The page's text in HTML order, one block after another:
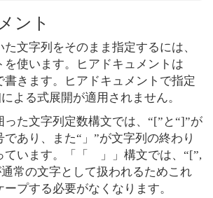
ント
文字列をそのまま指定するには、
を使います。ヒアドキュメントは
きます。ヒアドキュメントで指定
よる式展開が適用されません。
た文字列定数構文では、“[”と“]”が
あり、また“」”が文字列の終わり
ています。「「 」」構文では、“[”,
常の文字として扱われるためこれ
プする必要がなくなります。